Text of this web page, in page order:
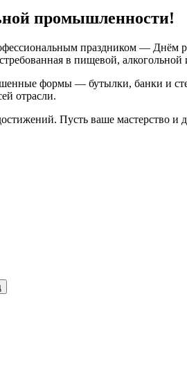
промышленности!
праздником — Днём
в пищевой,
формы — бутылки, банки и
отрасли.
Пусть ваше мастерство и